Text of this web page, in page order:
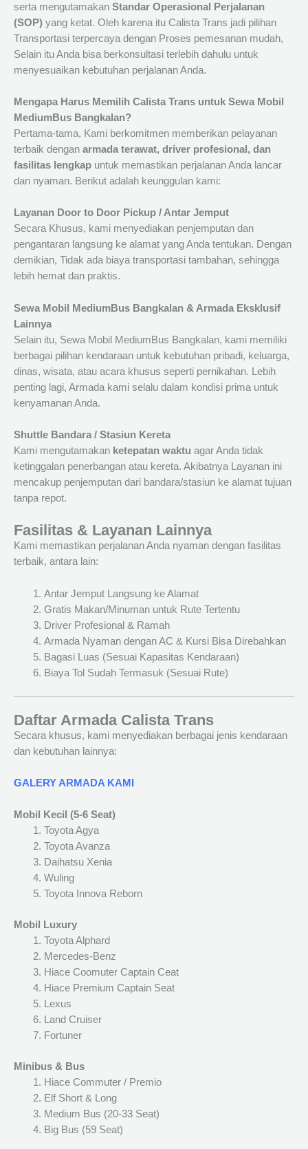
serta mengutamakan Standar Operasional Perjalanan
(SOP) yang ketat. Oleh karena itu Calista Trans jadi pilihan
Transportasi terpercaya dengan Proses pemesanan mudah,
Selain itu Anda bisa berkonsultasi terlebih dahulu untuk
menyesuaikan kebutuhan perjalanan Anda.
Mengapa Harus Memilih Calista Trans untuk Sewa Mobil
MediumBus Bangkalan?
Pertama-tama, Kami berkomitmen memberikan pelayanan
terbaik dengan armada terawat, driver profesional, dan
fasilitas lengkap untuk memastikan perjalanan Anda lancar
dan nyaman. Berikut adalah keunggulan kami:
Layanan Door to Door Pickup / Antar Jemput
Secara Khusus, kami menyediakan penjemputan dan
pengantaran langsung ke alamat yang Anda tentukan. Dengan
demikian, Tidak ada biaya transportasi tambahan, sehingga
lebih hemat dan praktis.
Sewa Mobil MediumBus Bangkalan & Armada Eksklusif
Lainnya
Selain itu, Sewa Mobil MediumBus Bangkalan, kami memiliki
berbagai pilihan kendaraan untuk kebutuhan pribadi, keluarga,
dinas, wisata, atau acara khusus seperti pernikahan. Lebih
penting lagi, Armada kami selalu dalam kondisi prima untuk
kenyamanan Anda.
Shuttle Bandara / Stasiun Kereta
Kami mengutamakan ketepatan waktu agar Anda tidak
ketinggalan penerbangan atau kereta. Akibatnya Layanan ini
mencakup penjemputan dari bandara/stasiun ke alamat tujuan
tanpa repot.
Fasilitas & Layanan Lainnya
Kami memastikan perjalanan Anda nyaman dengan fasilitas
terbaik, antara lain:
Antar Jemput Langsung ke Alamat
Gratis Makan/Minuman untuk Rute Tertentu
Driver Profesional & Ramah
Armada Nyaman dengan AC & Kursi Bisa Direbahkan
Bagasi Luas (Sesuai Kapasitas Kendaraan)
Biaya Tol Sudah Termasuk (Sesuai Rute)
Daftar Armada Calista Trans
Secara khusus, kami menyediakan berbagai jenis kendaraan
dan kebutuhan lainnya:
GALERY ARMADA KAMI
Mobil Kecil (5-6 Seat)
Toyota Agya
Toyota Avanza
Daihatsu Xenia
Wuling
Toyota Innova Reborn
Mobil Luxury
Toyota Alphard
Mercedes-Benz
Hiace Coomuter Captain Ceat
Hiace Premium Captain Seat
Lexus
Land Cruiser
Fortuner
Minibus & Bus
Hiace Commuter / Premio
Elf Short & Long
Medium Bus (20-33 Seat)
Big Bus (59 Seat)